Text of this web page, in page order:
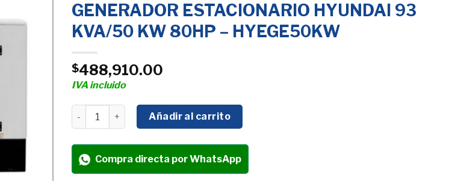
GENERADOR ESTACIONARIO HYUNDAI 93
KVA/50 KW 80HP – HYEGE50KW
$488,910.00
IVA incluido
GENERADOR ESTACIONARIO HYUNDAI 93 KVA/50 KW 80HP - HYEGE50KW cantidad
Añadir al carrito
Compra directa por WhatsApp